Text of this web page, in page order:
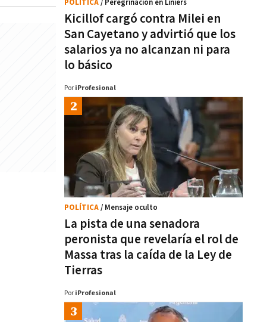
Kicillof cargó contra Milei en
San Cayetano y advirtió que los
salarios ya no alcanzan ni para
lo básico
POLÍTICA/ Peregrinación en Liniers
Por iProfesional
La pista de una senadora
peronista que revelaría el rol de
Massa tras la caída de la Ley de
Tierras
POLÍTICA/ Mensaje oculto
Por iProfesional